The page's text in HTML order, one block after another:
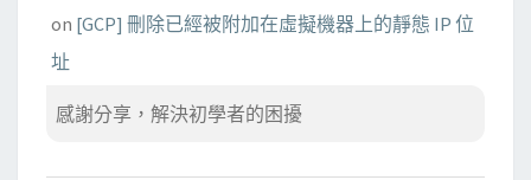
on [GCP] 刪除已經被附加在虛擬機器上的靜態 IP 位
址
感謝分享，解決初學者的困擾